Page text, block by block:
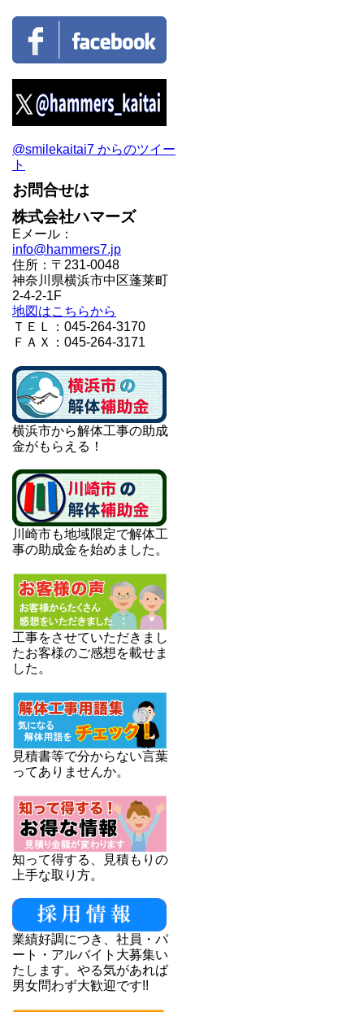
@smilekaitai7 からのツイー
ト
お問合せは
株式会社ハマーズ
Eメール：
info@hammers7.jp
住所：〒231-0048
神奈川県横浜市中区蓬莱町
2-4-2-1F
地図はこちらから
ＴＥＬ：045-264-3170
ＦＡＸ：045-264-3171
横浜市から解体工事の助成
金がもらえる！
川崎市も地域限定で解体工
事の助成金を始めました。
工事をさせていただきまし
たお客様のご感想を載せま
した。
見積書等で分からない言葉
ってありませんか。
知って得する、見積もりの
上手な取り方。
業績好調につき、社員・パ
ート・アルバイト大募集い
たします。やる気があれば
男女問わず大歓迎です!!